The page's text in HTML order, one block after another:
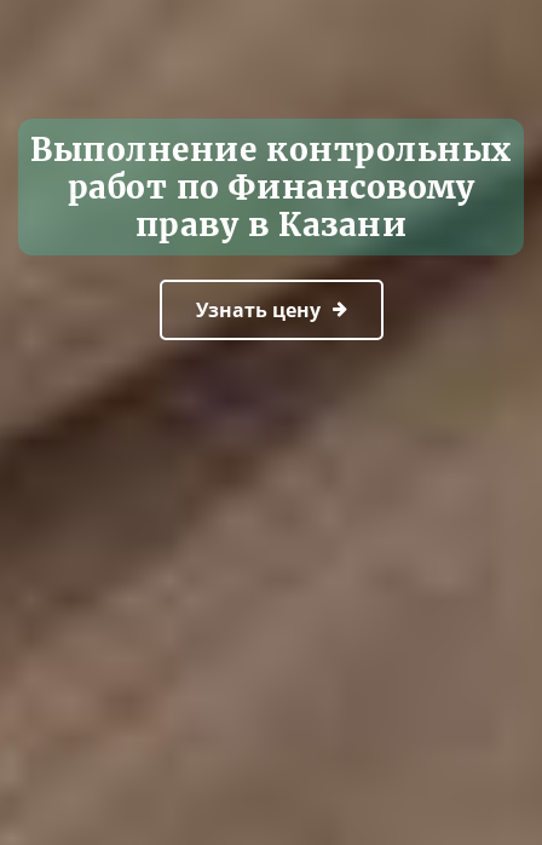
Выполнение контрольных
работ по Финансовому
праву в Казани
Узнать цену